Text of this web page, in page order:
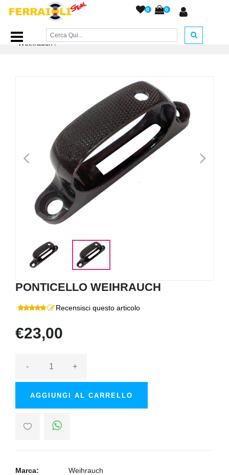
0 0
Home Page/RICAMBI/Ricambi Vari A.C./Ponticello
Weihrauch/
< >
PONTICELLO WEIHRAUCH
Recensisci questo articolo
€23,00
- +
AGGIUNGI AL CARRELLO
Marca: Weihrauch